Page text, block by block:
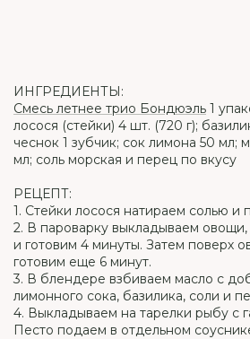
ИНГРЕДИЕНТЫ:
Смесь летнее трио Бондюэль 1
лосося (стейки) 4 шт. (720 г);
чеснок 1 зубчик; сок лимона 50 мл;
мл; соль морская и перец по вкусу
РЕЦЕПТ:
1. Стейки лосося натираем солью и
2. В пароварку выкладываем
и готовим 4 минуты. Затем поверх
готовим еще 6 минут.
3. В блендере взбиваем масло с
лимонного сока, базилика, соли и
4. Выкладываем на тарелки рыбу с
Песто подаем в отдельном